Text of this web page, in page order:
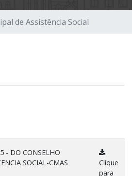
de Assistência Social
- DO CONSELHO
SOCIAL-CMAS
Clique
para